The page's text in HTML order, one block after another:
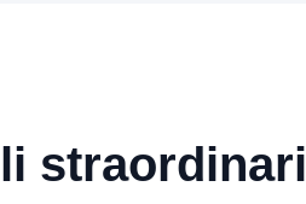
straordinari